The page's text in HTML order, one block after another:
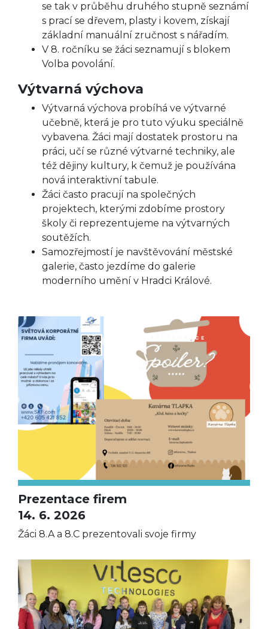
Prezentace firem
14. 6. 2026
Žáci 8.A a 8.C prezentovali svoje firmy
se tak v průběhu druhého stupně seznámí
s prací se dřevem, plasty i kovem, získají
základní manuální zručnost s nářadím.
V 8. ročníku se žáci seznamují s blokem
Volba povolání.
Výtvarná výchova
Výtvarná výchova probíhá ve výtvarné
učebně, která je pro tuto výuku speciálně
vybavena. Žáci mají dostatek prostoru na
práci, učí se různé výtvarné techniky, ale
též dějiny kultury, k čemuž je používána
nová interaktivní tabule.
Žáci často pracují na společných
projektech, kterými zdobíme prostory
školy či reprezentujeme na výtvarných
soutěžích.
Samozřejmostí je navštěvování městské
galerie, často jezdíme do galerie
moderního umění v Hradci Králové.